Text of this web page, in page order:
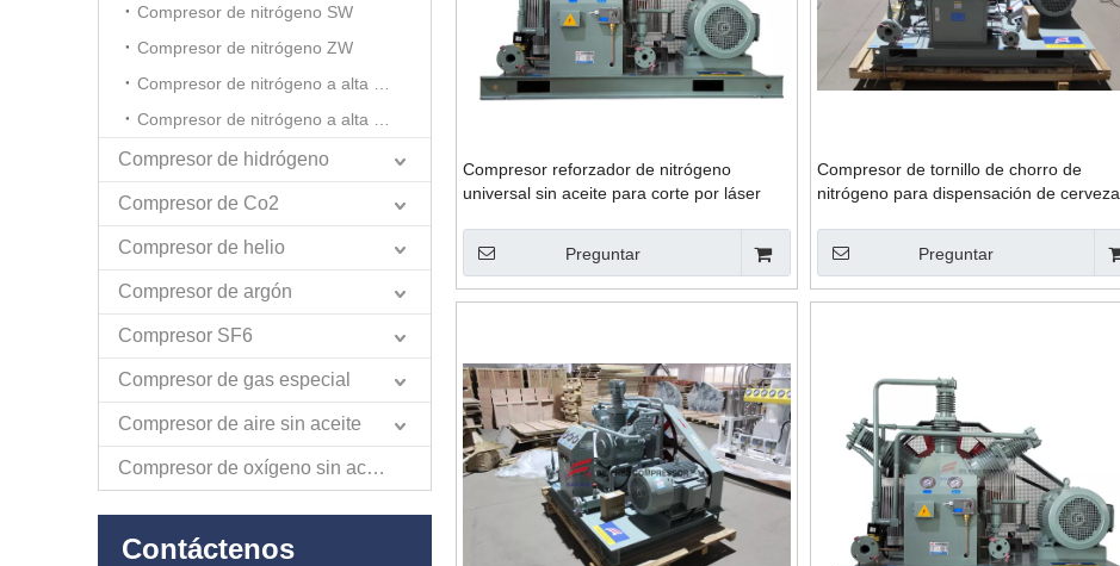
Compresor de nitrógeno SW
Compresor de nitrógeno ZW
Compresor de hidrógeno
Compresor de Co2
Compresor de helio
Compresor de argón
Compresor SF6
Compresor de gas especial
Compresor de aire sin aceite
Compresor de oxígeno sin aceite
Contáctenos
Compresor reforzador de nitrógeno
universal sin aceite para corte por láser
Preguntar
Compresor de tornillo de chorro de
nitrógeno para dispensación de cerveza.
Preguntar